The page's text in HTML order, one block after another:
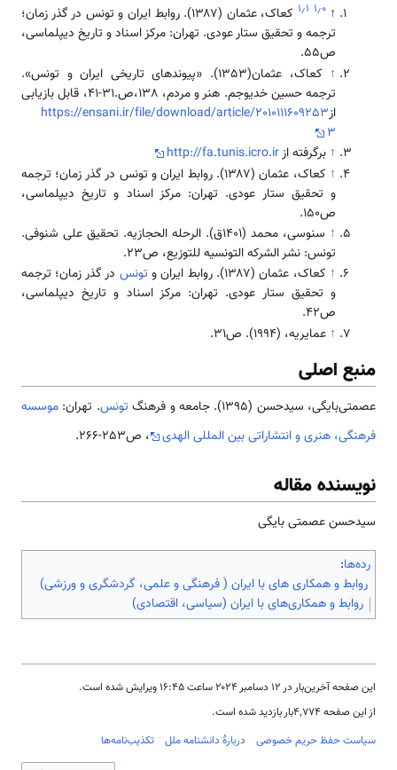
↑۱٫۰ ۱٫۱
کعاک، عثمان (۱۳۸۷). روابط ایران و تونس در گذر زمان؛
ترجمه و تحقیق ستار عودی. تهران: مرکز اسناد و تاریخ دیپلماسی،
ص55.
↑
کعاک، عثمان(1353). «پیوندهای تاریخی ایران و تونس».
ترجمه حسین خدیوجم. هنر و مردم، 138،ص.31-41، قابل بازیابی
ازhttps://ensani.ir/file/download/article/2010111609253
3
↑ برگرفته ازhttp://fa.tunis.icro.ir
↑
کعاک، عثمان (۱۳۸۷). روابط ایران و تونس در گذر زمان؛ ترجمه
و تحقیق ستار عودی. تهران: مرکز اسناد و تاریخ دیپلماسی،
ص150.
↑
سنوسی، محمد (۱۴۰۱ق). الرحله الحجازیه. تحقیق علی شنوفی.
تونس: نشر الشرکه التونسیه للتوزیع، ص23.
↑ کعاک، عثمان (۱۳۸۷). روابط ایران و تونس در گذر زمان؛ ترجمه
و تحقیق ستار عودی. تهران: مرکز اسناد و تاریخ دیپلماسی،
ص42.
↑ عمایریه، (۱۹۹۴). ص۳۱.
منبع اصلی
عصمتی‌بایگی، سیدحسن (1395). جامعه و فرهنگ تونس. تهران: موسسه
فرهنگی، هنری و انتشاراتی بین المللی الهدی
، ص253-266.
نویسنده مقاله
سیدحسن عصمتی بایگی
رده‌ها:
روابط و همکاری های با ایران ( فرهنگی و علمی، گردشگری و ورزشی)
روابط و همکاری‌های با ایران (سیاسی، اقتصادی)
این صفحه آخرین‌بار در ‏۱۲ دسامبر ۲۰۲۴ ساعت ‏۱۶:۴۵ ویرایش شده است.
از این صفحه ۴٬۷۷۴بار بازدید شده است.
سیاست حفظ حریم خصوصی
دربارهٔ دانشنامه ملل تکذیب‌نامه‌ها